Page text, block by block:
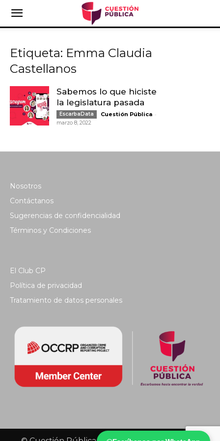
Etiqueta: Emma Claudia
Castellanos
Sabemos lo que hiciste
la legislatura pasada
EscarbaData Cuestión Pública -
marzo 8, 2022
Nosotros
Contáctanos
Sugerencias de confidencialidad
Términos y Condiciones
El Club CP
Política de privacidad
Tratamiento de datos personales